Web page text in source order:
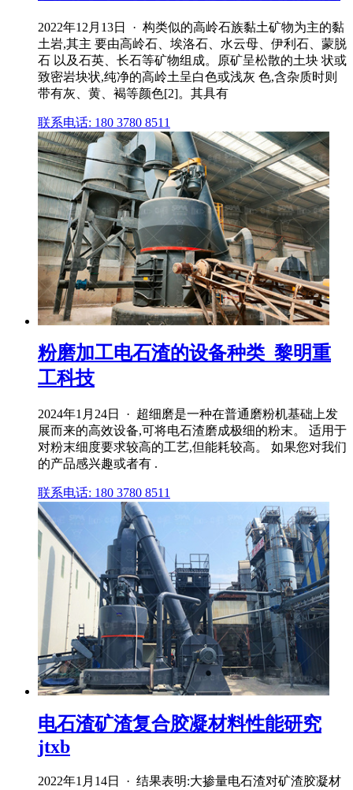
2022年12月13日 · 构类似的高岭石族黏土矿物为主的黏
土岩,其主 要由高岭石、埃洛石、水云母、伊利石、蒙脱
石 以及石英、长石等矿物组成。原矿呈松散的土块 状或
致密岩块状,纯净的高岭土呈白色或浅灰 色,含杂质时则
带有灰、黄、褐等颜色[2]。其具有
联系电话: 180 3780 8511
粉磨加工电石渣的设备种类_黎明重
工科技
2024年1月24日 · 超细磨是一种在普通磨粉机基础上发
展而来的高效设备,可将电石渣磨成极细的粉末。 适用于
对粉末细度要求较高的工艺,但能耗较高。 如果您对我们
的产品感兴趣或者有 .
联系电话: 180 3780 8511
电石渣矿渣复合胶凝材料性能研究
jtxb
2022年1月14日 · 结果表明:大掺量电石渣对矿渣胶凝材